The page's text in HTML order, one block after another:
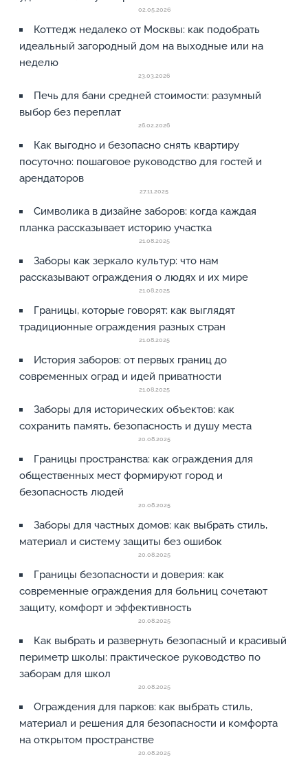
02.05.2026
Коттедж недалеко от Москвы: как подобрать
идеальный загородный дом на выходные или на
неделю
23.03.2026
Печь для бани средней стоимости: разумный
выбор без переплат
26.02.2026
Как выгодно и безопасно снять квартиру
посуточно: пошаговое руководство для гостей и
арендаторов
27.11.2025
Символика в дизайне заборов: когда каждая
планка рассказывает историю участка
21.08.2025
Заборы как зеркало культур: что нам
рассказывают ограждения о людях и их мире
21.08.2025
Границы, которые говорят: как выглядят
традиционные ограждения разных стран
21.08.2025
История заборов: от первых границ до
современных оград и идей приватности
21.08.2025
Заборы для исторических объектов: как
сохранить память, безопасность и душу места
20.08.2025
Границы пространства: как ограждения для
общественных мест формируют город и
безопасность людей
20.08.2025
Заборы для частных домов: как выбрать стиль,
материал и систему защиты без ошибок
20.08.2025
Границы безопасности и доверия: как
современные ограждения для больниц сочетают
защиту, комфорт и эффективность
20.08.2025
Как выбрать и развернуть безопасный и красивый
периметр школы: практическое руководство по
заборам для школ
20.08.2025
Ограждения для парков: как выбрать стиль,
материал и решения для безопасности и комфорта
на открытом пространстве
20.08.2025